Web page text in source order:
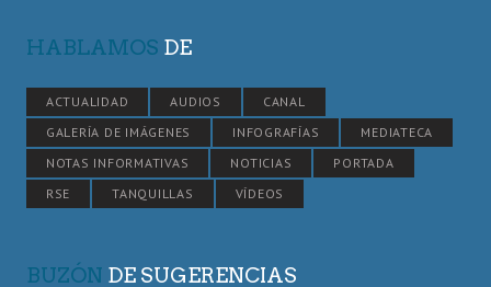
HABLAMOS DE
ACTUALIDAD AUDIOS
CANAL
GALERÍA DE IMÁGENES
INFOGRAFÍAS
MEDIATECA
NOTAS INFORMATIVAS
NOTICIAS
PORTADA
RSE
TANQUILLAS VÍDEOS
BUZÓN DE SUGERENCIAS